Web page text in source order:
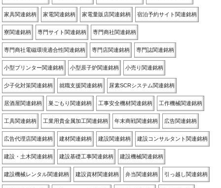
家具関連銘柄 家電関連銘柄 家電量販店関連銘柄 宿泊予約サイト関連銘柄
寮関連銘柄 専門サイト関連銘柄 専門商社関連銘柄
専門商社電磁環境適合性関連銘柄 専門店関連銘柄 専門誌関連銘柄
小型プリンター関連銘柄 小型原子炉関連銘柄 小売り関連銘柄
少子化対策関連銘柄 就職支援関連銘柄 尿素SCRシステム関連銘柄
居酒屋関連銘柄 巣ごもり関連銘柄 工事安全機材関連銘柄 工作機械関連銘柄
工具関連銘柄 工業用貴金属加工関連銘柄 年末商戦関連銘柄 広告関連銘柄
広告代理店関連銘柄 建材関連銘柄 建設関連銘柄 建設コンサルタント関連銘柄
建設・土木関連銘柄 建設基礎工事関連銘柄 建設機械関連銘柄
建設機械レンタル関連銘柄 建設資材関連銘柄 弁当関連銘柄 引っ越し関連銘柄